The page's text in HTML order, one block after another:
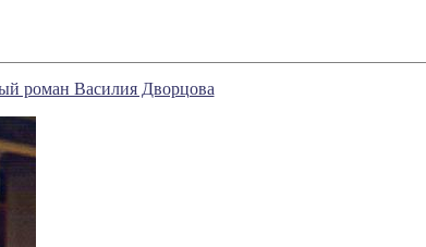
роман Василия Дворцова